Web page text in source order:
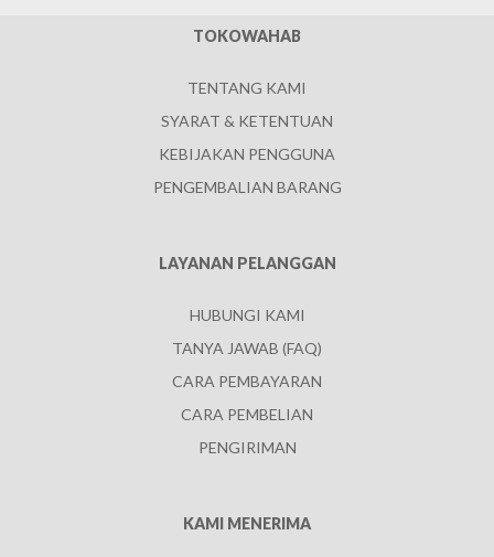
TOKOWAHAB
TENTANG KAMI
SYARAT & KETENTUAN
KEBIJAKAN PENGGUNA
PENGEMBALIAN BARANG
LAYANAN PELANGGAN
HUBUNGI KAMI
TANYA JAWAB (FAQ)
CARA PEMBAYARAN
CARA PEMBELIAN
PENGIRIMAN
KAMI MENERIMA